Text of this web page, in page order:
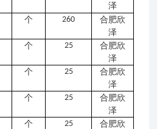
泽
个 260
合肥欣
泽
个 25
合肥欣
泽
个 25
合肥欣
泽
个 25
合肥欣
泽
个 25
合肥欣